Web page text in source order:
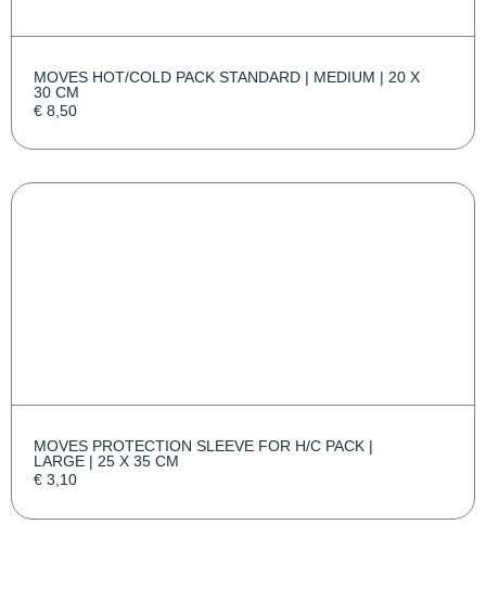
MOVES HOT/COLD PACK STANDARD | MEDIUM | 20 X
30 CM
€ 8,50
MOVES PROTECTION SLEEVE FOR H/C PACK |
LARGE | 25 X 35 CM
€ 3,10